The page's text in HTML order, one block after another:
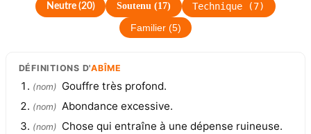
Neutre(20) Soutenu (17) Technique (7)
Familier(5)
DÉFINITIONS D'ABÎME
(nom) Gouffre très profond.
(nom) Abondance excessive.
(nom) Chose qui entraîne à une dépense ruineuse.